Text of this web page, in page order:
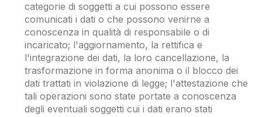
categorie di soggetti a cui possono essere
comunicati i dati o che possono venirne a
conoscenza in qualità di responsabile o di
incaricato; l'aggiornamento, la rettifica e
l'integrazione dei dati, la loro cancellazione, la
trasformazione in forma anonima o il blocco dei
dati trattati in violazione di legge; l'attestazione che
tali operazioni sono state portate a conoscenza
degli eventuali soggetti cui i dati erano stati